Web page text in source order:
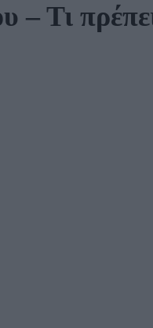
– Τι